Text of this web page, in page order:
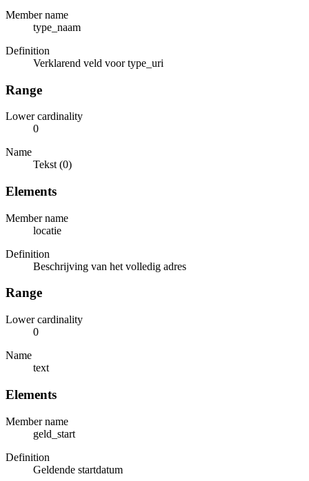
Member name
type_naam
Definition
Verklarend veld voor type_uri
Range
Lower cardinality
0
Name
Tekst (0)
Elements
Member name
locatie
Definition
Beschrijving van het volledig adres
Range
Lower cardinality
0
Name
text
Elements
Member name
geld_start
Definition
Geldende startdatum